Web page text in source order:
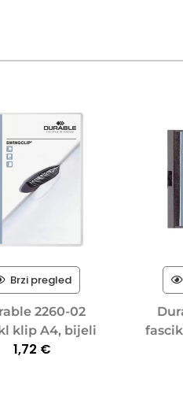
Brzi pregled
2260-02
klip A4, bijeli
1,72 €